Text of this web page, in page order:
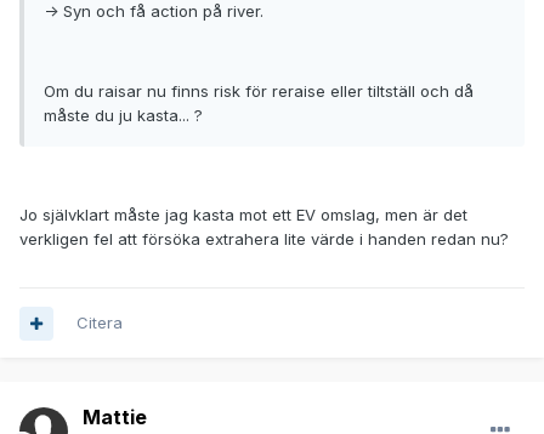
-> Syn och få action på river.
Om du raisar nu finns risk för reraise eller tiltställ och då
måste du ju kasta... ?
Jo självklart måste jag kasta mot ett EV omslag, men är det
verkligen fel att försöka extrahera lite värde i handen redan nu?
Citera
Mattie